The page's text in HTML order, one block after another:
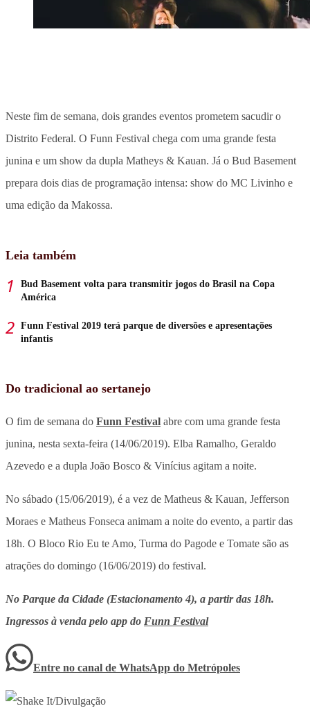
Neste fim de semana, dois grandes eventos prometem sacudir o
Distrito Federal. O Funn Festival chega com uma grande festa
junina e um show da dupla Matheys & Kauan. Já o Bud Basement
prepara dois dias de programação intensa: show do MC Livinho e
uma edição da Makossa.
Leia também
Bud Basement volta para transmitir jogos do Brasil na Copa
América
Funn Festival 2019 terá parque de diversões e apresentações
infantis
Do tradicional ao sertanejo
O fim de semana do Funn Festival abre com uma grande festa
junina, nesta sexta-feira (14/06/2019). Elba Ramalho, Geraldo
Azevedo e a dupla João Bosco & Vinícius agitam a noite.
No sábado (15/06/2019), é a vez de Matheus & Kauan, Jefferson
Moraes e Matheus Fonseca animam a noite do evento, a partir das
18h. O Bloco Rio Eu te Amo, Turma do Pagode e Tomate são as
atrações do domingo (16/06/2019) do festival.
No Parque da Cidade (Estacionamento 4), a partir das 18h.
Ingressos à venda pelo app do Funn Festival
Entre no canal de WhatsApp do Metrópoles